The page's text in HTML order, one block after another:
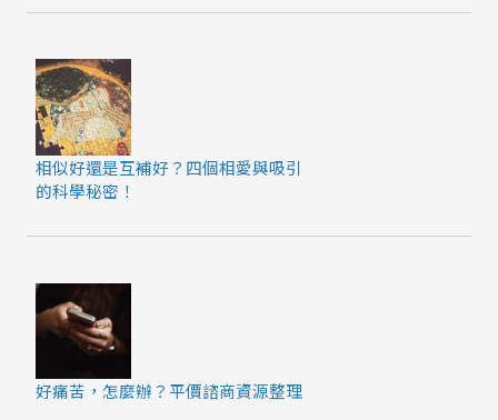
相似好還是互補好？四個相愛與吸引
的科學秘密！
好痛苦，怎麼辦？平價諮商資源整理